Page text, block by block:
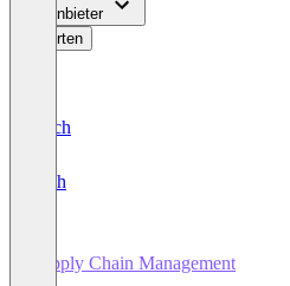
Für Anbieter
Bewerten
Deutsch
English
Supply Chain Management